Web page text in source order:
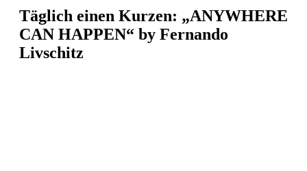
Täglich einen Kurzen: „ANYWHERE
CAN HAPPEN“ by Fernando
Livschitz